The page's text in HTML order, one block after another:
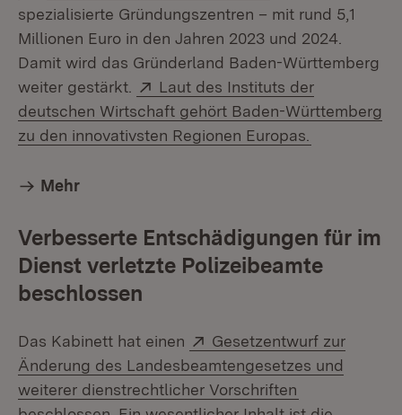
spezialisierte Gründungszentren – mit rund 5,1
Millionen Euro in den Jahren 2023 und 2024.
Damit wird das Gründerland Baden-Württemberg
weiter gestärkt.
Extern:
Laut des Instituts der
deutschen Wirtschaft gehört Baden-Württemberg
zu den innovativsten Regionen Europas.
Mehr
Verbesserte Entschädigungen für im
Dienst verletzte Polizeibeamte
beschlossen
Das Kabinett hat einen Extern:
Gesetzentwurf zur
Änderung des Landesbeamtengesetzes und
weiterer dienstrechtlicher Vorschriften